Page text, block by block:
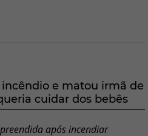
e matou irmã de
cuidar dos bebês
após incendiar